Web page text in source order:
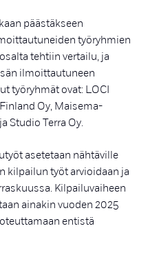
päästäkseen
työryhmien
tehtiin vertailu, ja
ilmoittautuneen
työryhmät ovat: LOCI
Oy, Maisema-
Studio Terra Oy.
asetetaan nähtäville
kilpailun työt arvioidaan ja
Kilpailuvaiheen
ainakin vuoden 2025
entistä